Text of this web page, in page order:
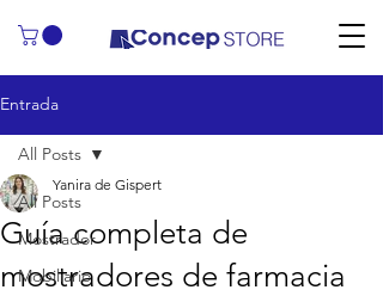
Entrada
All Posts
Mostrador
Mobiliario
All Posts
Guía completa de
mostradores de farmacia
Yanira de Gispert